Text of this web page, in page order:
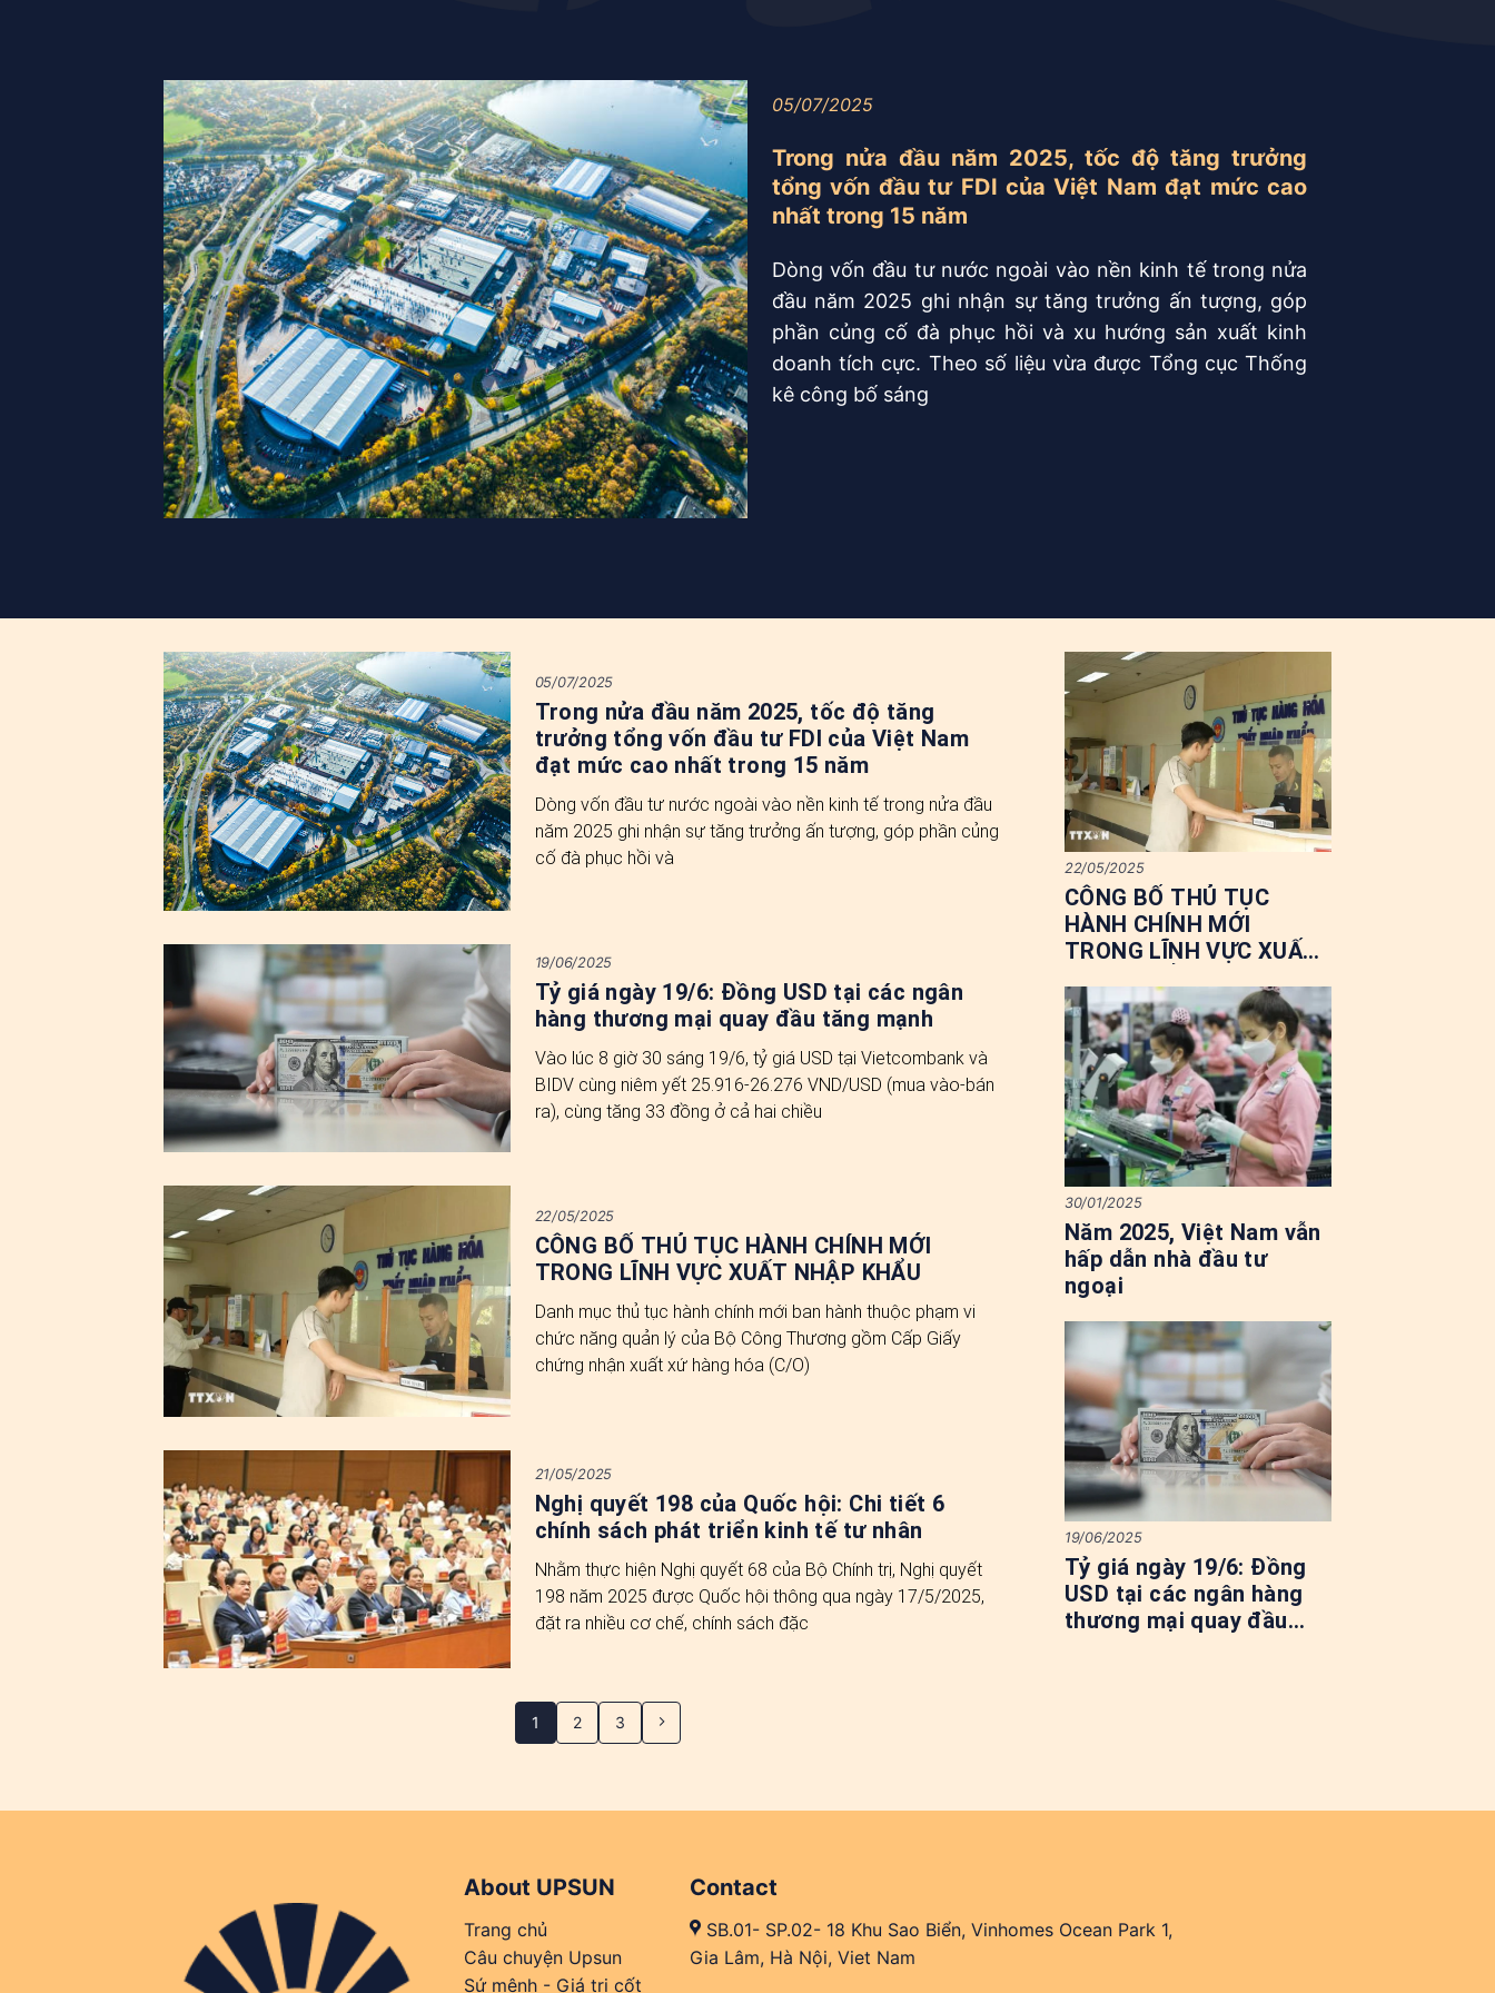
Trong nửa đầu năm 2025, tốc độ tăng trưởng
tổng vốn đầu tư FDI của Việt Nam đạt mức cao
nhất trong 15 năm
05/07/2025
Dòng vốn đầu tư nước ngoài vào nền kinh tế trong nửa
đầu năm 2025 ghi nhận sự tăng trưởng ấn tượng, góp
phần củng cố đà phục hồi và xu hướng sản xuất kinh
doanh tích cực. Theo số liệu vừa được Tổng cục Thống
kê công bố sáng
Trong nửa đầu năm 2025, tốc độ tăng
trưởng tổng vốn đầu tư FDI của Việt Nam
đạt mức cao nhất trong 15 năm
05/07/2025
Dòng vốn đầu tư nước ngoài vào nền kinh tế trong nửa đầu
năm 2025 ghi nhận sự tăng trưởng ấn tượng, góp phần củng
cố đà phục hồi và
Tỷ giá ngày 19/6: Đồng USD tại các ngân
hàng thương mại quay đầu tăng mạnh
19/06/2025
Vào lúc 8 giờ 30 sáng 19/6, tỷ giá USD tại Vietcombank và
BIDV cùng niêm yết 25.916-26.276 VND/USD (mua vào-bán
ra), cùng tăng 33 đồng ở cả hai chiều
CÔNG BỐ THỦ TỤC HÀNH CHÍNH MỚI
TRONG LĨNH VỰC XUẤT NHẬP KHẨU
22/05/2025
Danh mục thủ tục hành chính mới ban hành thuộc phạm vi
chức năng quản lý của Bộ Công Thương gồm Cấp Giấy
chứng nhận xuất xứ hàng hóa (C/O)
Nghị quyết 198 của Quốc hội: Chi tiết 6
chính sách phát triển kinh tế tư nhân
21/05/2025
Nhằm thực hiện Nghị quyết 68 của Bộ Chính trị, Nghị quyết
198 năm 2025 được Quốc hội thông qua ngày 17/5/2025,
đặt ra nhiều cơ chế, chính sách đặc
1 2 3
CÔNG BỐ THỦ TỤC
HÀNH CHÍNH MỚI
TRONG LĨNH VỰC XUẤT
22/05/2025
Năm 2025, Việt Nam vẫn
hấp dẫn nhà đầu tư
ngoại
30/01/2025
Tỷ giá ngày 19/6: Đồng
USD tại các ngân hàng
thương mại quay đầu
19/06/2025
About UPSUN
Trang chủ
Câu chuyện Upsun
Sứ mệnh - Giá trị cốt
Contact
SB.01- SP.02- 18 Khu Sao Biển, Vinhomes Ocean Park 1,
Gia Lâm, Hà Nội, Viet Nam